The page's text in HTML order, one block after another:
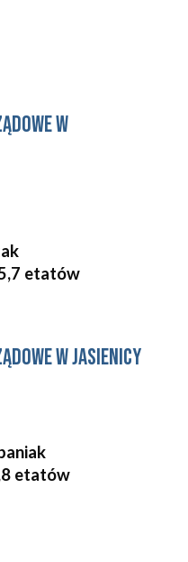
etatów
w Jasienicy
etatów